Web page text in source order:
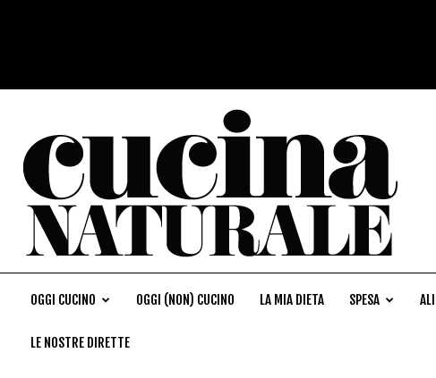
OGGI CUCINO OGGI (NON) CUCINO LA MIA DIETA SPESA
LE NOSTRE DIRETTE